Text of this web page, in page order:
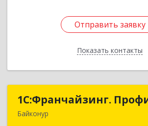
Отправить заявку
Показать контакты
Отправить заявку
Назад
1С:Франчайзинг.
Байконур
1С:Франчайзинг.